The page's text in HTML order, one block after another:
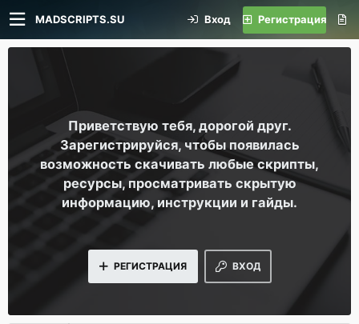
MADSCRIPTS.SU Вход Регистрация
Приветствую тебя, дорогой друг.
Зарегистрируйся, чтобы появилась
возможность скачивать любые скрипты,
ресурсы, просматривать скрытую
информацию, инструкции и гайды.
ВХОД
РЕГИСТРАЦИЯ